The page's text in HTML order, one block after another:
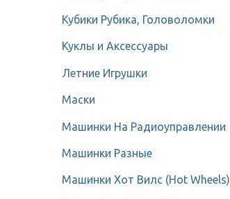
Кубики Рубика, Головоломки
Куклы и Аксессуары
Летние Игрушки
Маски
Машинки На Радиоуправлении
Машинки Разные
Машинки Хот Вилс (Hot Wheels)